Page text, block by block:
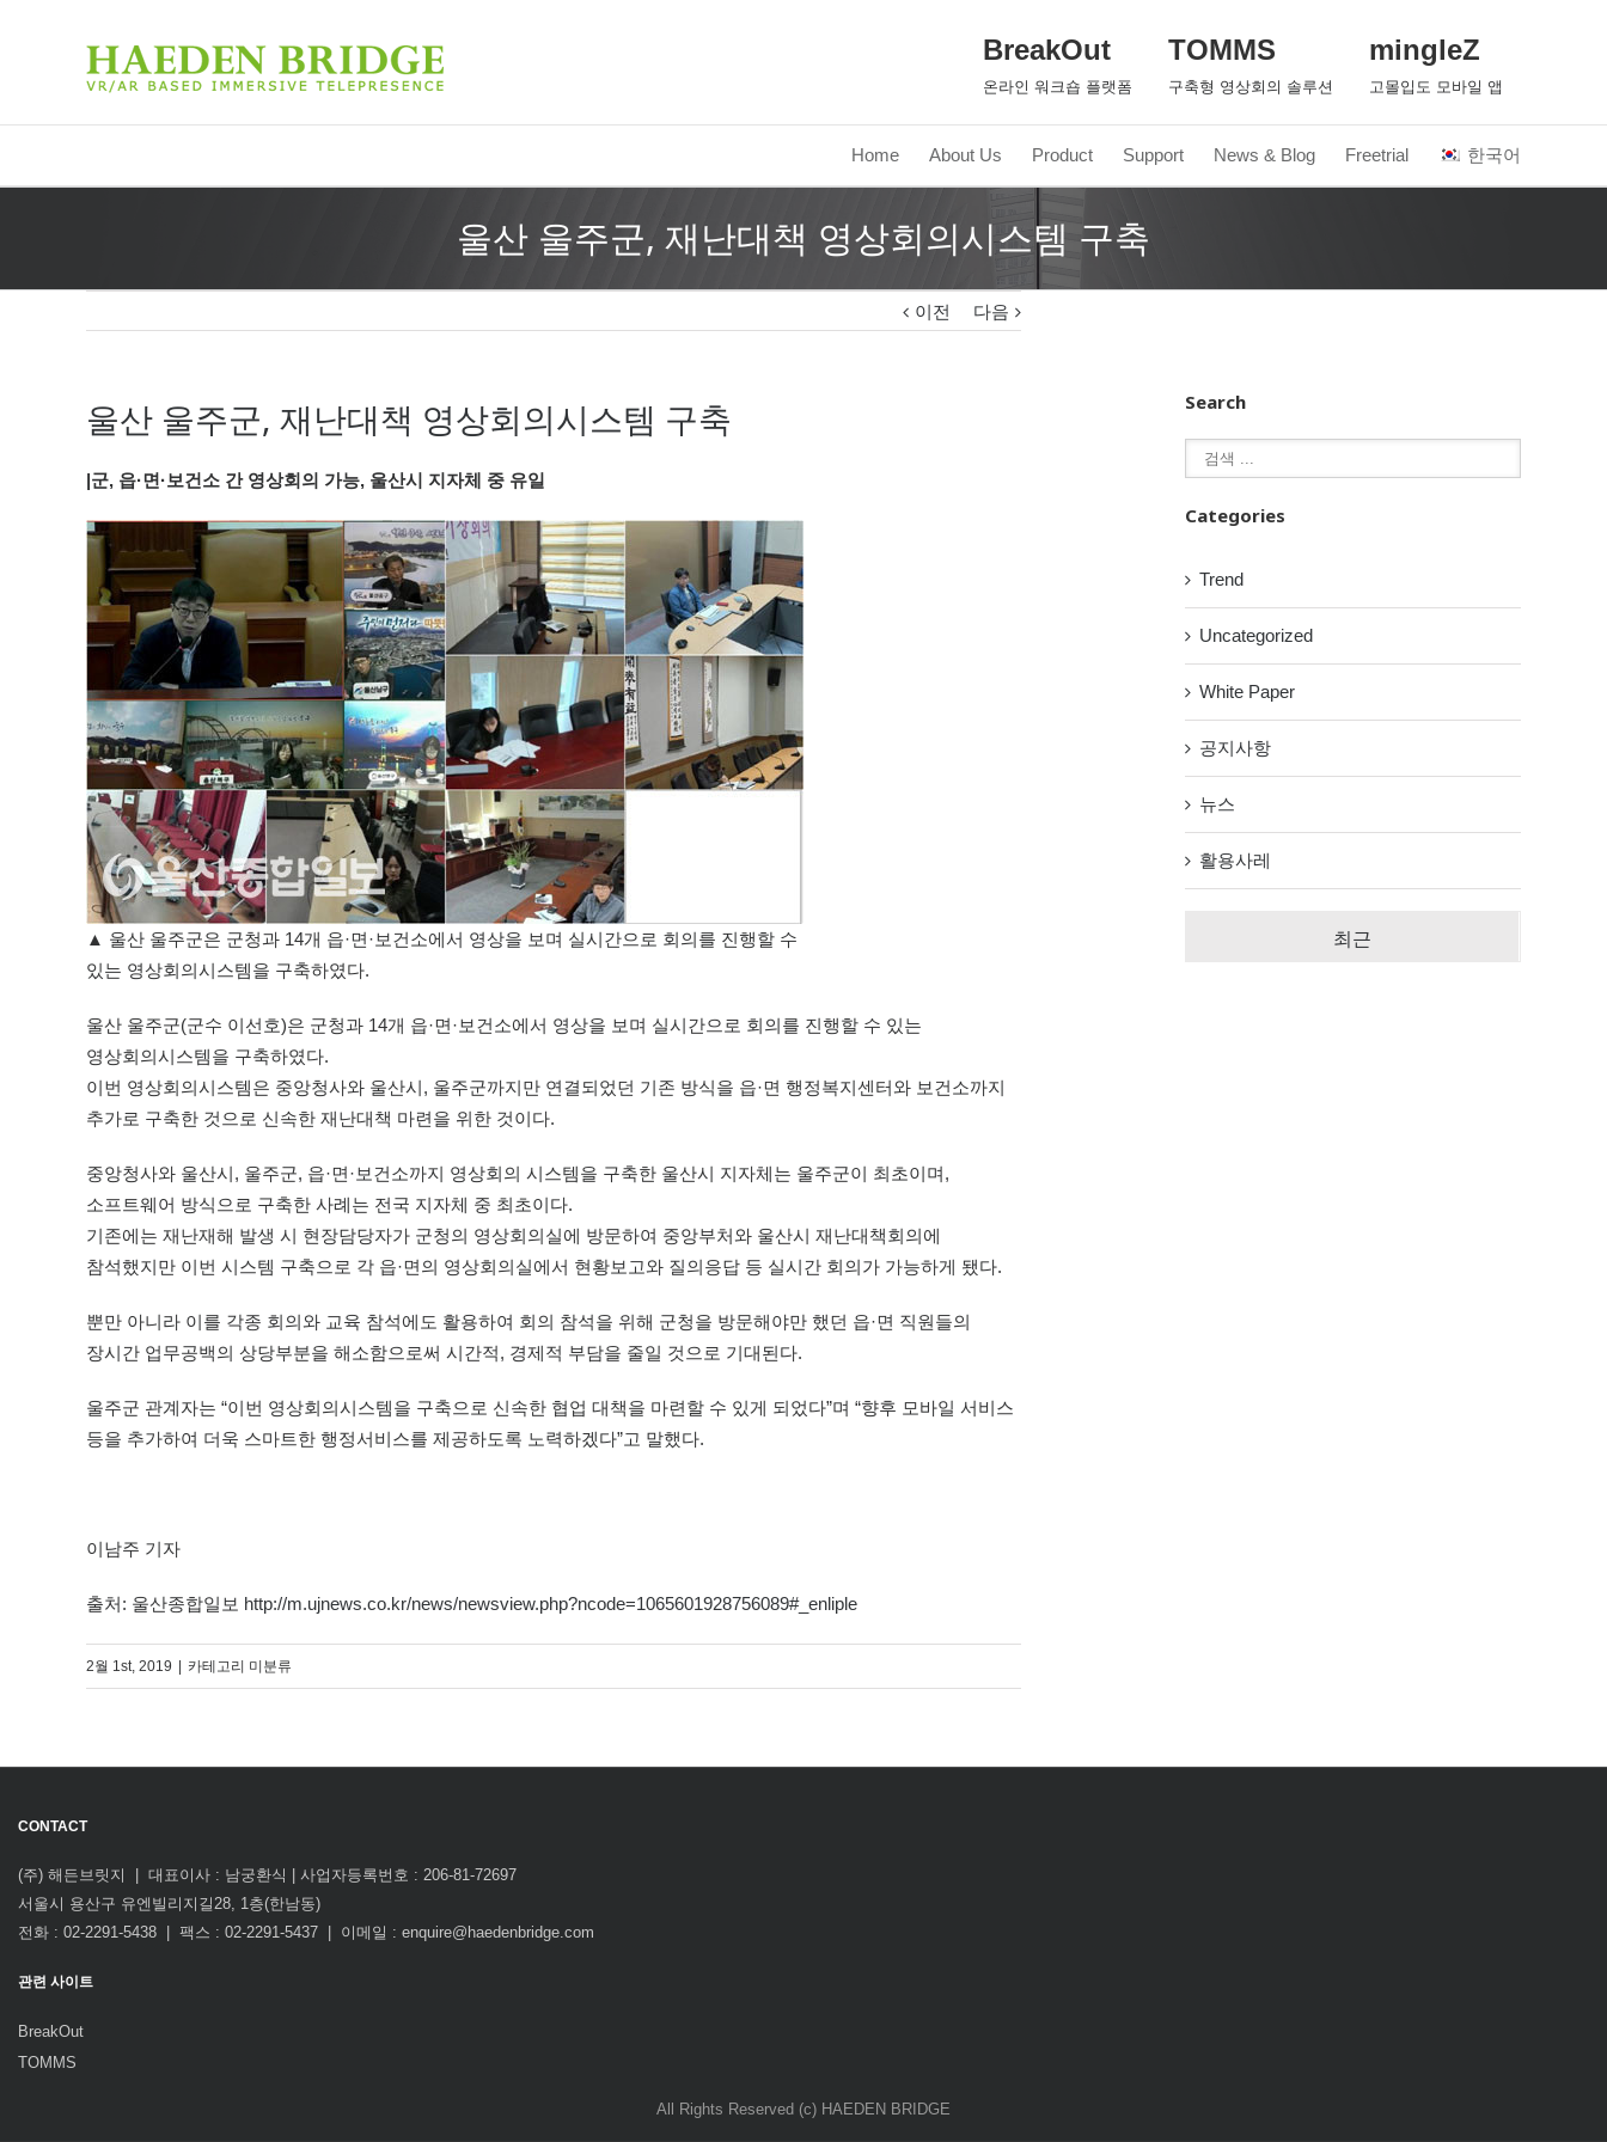
BreakOut
온라인 워크숍 플랫폼
TOMMS
구축형 영상회의 솔루션
mingleZ
고몰입도 모바일 앱
Home About Us Product Support News & Blog Freetrial 한국어
울산 울주군, 재난대책 영상회의시스템 구축
이전 다음
울산 울주군, 재난대책 영상회의시스템 구축
|군, 읍·면·보건소 간 영상회의 가능, 울산시 지자체 중 유일
▲ 울산 울주군은 군청과 14개 읍·면·보건소에서 영상을 보며 실시간으로 회의를 진행할 수
있는 영상회의시스템을 구축하였다.
울산 울주군(군수 이선호)은 군청과 14개 읍·면·보건소에서 영상을 보며 실시간으로 회의를 진행할 수 있는
영상회의시스템을 구축하였다.
이번 영상회의시스템은 중앙청사와 울산시, 울주군까지만 연결되었던 기존 방식을 읍·면 행정복지센터와 보건소까지
추가로 구축한 것으로 신속한 재난대책 마련을 위한 것이다.
중앙청사와 울산시, 울주군, 읍·면·보건소까지 영상회의 시스템을 구축한 울산시 지자체는 울주군이 최초이며,
소프트웨어 방식으로 구축한 사례는 전국 지자체 중 최초이다.
기존에는 재난재해 발생 시 현장담당자가 군청의 영상회의실에 방문하여 중앙부처와 울산시 재난대책회의에
참석했지만 이번 시스템 구축으로 각 읍·면의 영상회의실에서 현황보고와 질의응답 등 실시간 회의가 가능하게 됐다.
뿐만 아니라 이를 각종 회의와 교육 참석에도 활용하여 회의 참석을 위해 군청을 방문해야만 했던 읍·면 직원들의
장시간 업무공백의 상당부분을 해소함으로써 시간적, 경제적 부담을 줄일 것으로 기대된다.
울주군 관계자는 “이번 영상회의시스템을 구축으로 신속한 협업 대책을 마련할 수 있게 되었다”며 “향후 모바일 서비스
등을 추가하여 더욱 스마트한 행정서비스를 제공하도록 노력하겠다”고 말했다.
이남주 기자
출처: 울산종합일보 http://m.ujnews.co.kr/news/newsview.php?ncode=1065601928756089#_enliple
2월 1st, 2019 카테고리 미분류
Search
Categories
Trend
Uncategorized
White Paper
공지사항
뉴스
활용사레
최근
CONTACT
(주) 해든브릿지 | 대표이사 : 남궁환식 | 사업자등록번호 : 206-81-72697
서울시 용산구 유엔빌리지길28, 1층(한남동)
전화 : 02-2291-5438 | 팩스 : 02-2291-5437 | 이메일 : enquire@haedenbridge.com
관련 사이트
BreakOut
TOMMS
All Rights Reserved (c) HAEDEN BRIDGE